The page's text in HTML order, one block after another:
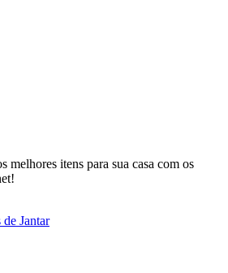
melhores itens para sua casa com os
Jantar